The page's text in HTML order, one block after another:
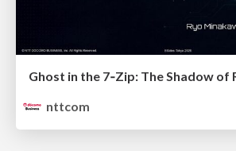
nttcom